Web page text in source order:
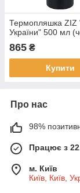
Термопляшка ZIZ
України" 500 мл
865 ₴
Купити
Про нас
98%
Працює з
м. Київ
Київ, Київ,